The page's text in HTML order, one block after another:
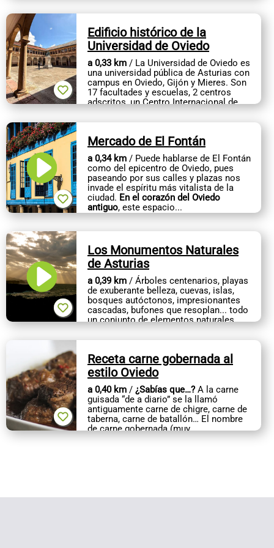
Edificio histórico de la
Universidad de Oviedo
a 0,33 km / La Universidad de Oviedo es
una universidad pública de Asturias con
campus en Oviedo, Gijón y Mieres. Son
17 facultades y escuelas, 2 centros
adscritos, un Centro Internacional de
Mercado de El Fontán
a 0,34 km / Puede hablarse de El Fontán
como del epicentro de Oviedo, pues
paseando por sus calles y plazas nos
invade el espíritu más vitalista de la
ciudad. En el corazón del Oviedo
antiguo, este espacio...
Los Monumentos Naturales
de Asturias
a 0,39 km / Árboles centenarios, playas
de exuberante belleza, cuevas, islas,
bosques autóctonos, impresionantes
cascadas, bufones que resoplan... todo
un conjunto de elementos naturales
Receta carne gobernada al
estilo Oviedo
a 0,40 km / ¿Sabías que…?A la carne
guisada “de a diario” se la llamó
antiguamente carne de chigre, carne de
taberna, carne de batallón… El nombre
de carne gobernada (muy
antiguamente,...